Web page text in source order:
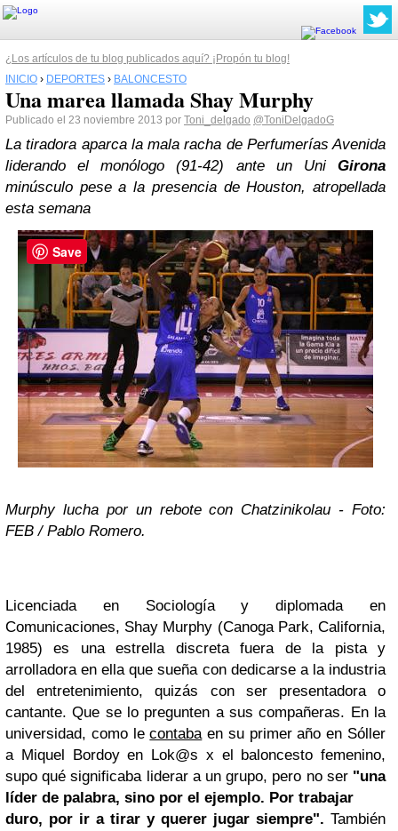
¿Los artículos de tu blog publicados aquí? ¡Propón tu blog!
INICIO › DEPORTES › BALONCESTO
Una marea llamada Shay Murphy
Publicado el 23 noviembre 2013 por Toni_delgado @ToniDelgadoG
La tiradora aparca la mala racha de Perfumerías Avenida
liderando el monólogo (91-42) ante un Uni Girona
minúsculo pese a la presencia de Houston, atropellada
esta semana
Murphy lucha por un rebote con Chatzinikolau - Foto:
FEB / Pablo Romero.
Licenciada en Sociología y diplomada en
Comunicaciones, Shay Murphy (Canoga Park, California,
1985) es una estrella discreta fuera de la pista y
arrolladora en ella que sueña con dedicarse a la industria
del entretenimiento, quizás con ser presentadora o
cantante. Que se lo pregunten a sus compañeras. En la
universidad, como lecontabaen su primer año en Sóller
a Miquel Bordoy en Lok@s x el baloncesto femenino,
supo qué significaba liderar a un grupo, pero no ser "una
líder de palabra, sino por el ejemplo. Por trabajar
duro, por ir a tirar y querer jugar siempre". También
Save